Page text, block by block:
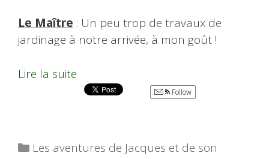
Le Maître : Un peu trop de travaux de
jardinage à notre arrivée, à mon goût !
Lire la suite
Follow
Catégories
Les aventures de Jacques et de son